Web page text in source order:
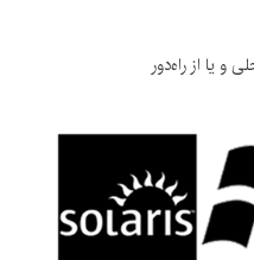
و یا از راه‌دور